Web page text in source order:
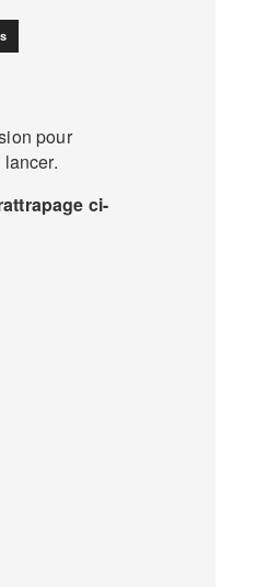
pour
ci-